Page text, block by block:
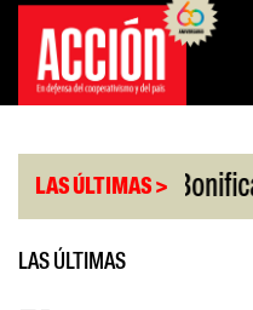
Saltar
contenido
LAS ÚLTIMAS >
en julio |
LAS ÚLTIMAS